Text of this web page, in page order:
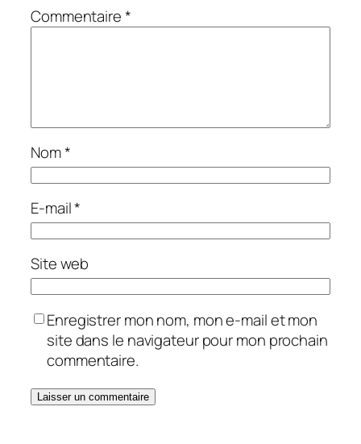
Commentaire*
Nom*
E-mail*
Site web
Enregistrer mon nom, mon e-mail et mon
site dans le navigateur pour mon prochain
commentaire.